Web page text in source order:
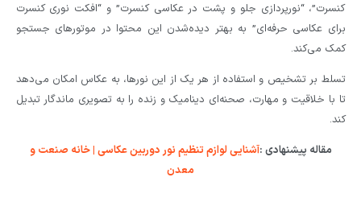
کنسرت”، “نورپردازی جلو و پشت در عکاسی کنسرت” و “افکت نوری کنسرت
برای عکاسی حرفه‌ای” به بهتر دیده‌شدن این محتوا در موتورهای جستجو
کمک می‌کند.
تسلط بر تشخیص و استفاده از هر یک از این نورها، به عکاس امکان می‌دهد
تا با خلاقیت و مهارت، صحنه‌ای دینامیک و زنده را به تصویری ماندگار تبدیل
کند.
مقاله پیشنهادی :آشنایی لوازم تنظیم نور دوربین عکاسی | خانه صنعت و
معدن